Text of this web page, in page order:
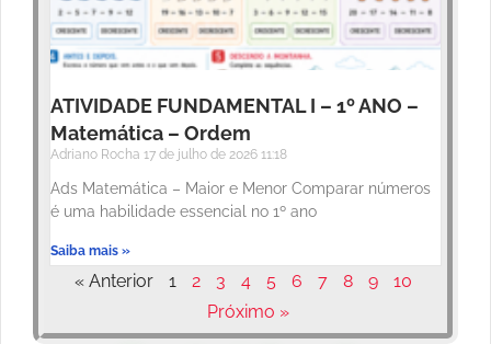
ATIVIDADE FUNDAMENTAL I – 1º ANO –
Matemática – Ordem
Adriano Rocha 17 de julho de 2026 11:18
Ads Matemática – Maior e Menor Comparar números
é uma habilidade essencial no 1º ano
Saiba mais »
« Anterior 1 2 3 4 5 6 7 8 9
10
Próximo »